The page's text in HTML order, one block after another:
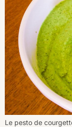
Le pesto de